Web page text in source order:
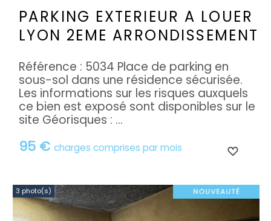
PARKING EXTERIEUR A LOUER
LYON 2EME ARRONDISSEMENT
95 € charges comprises par mois
Référence : 5034 Place de parking en
sous-sol dans une résidence sécurisée.
Les informations sur les risques auxquels
ce bien est exposé sont disponibles sur le
site Géorisques : ...
3 photo(s)